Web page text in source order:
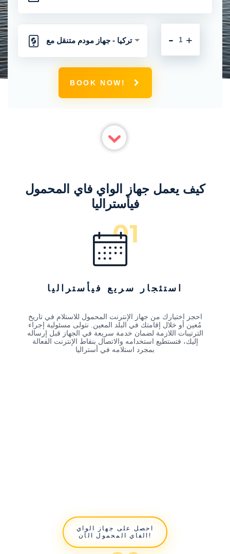
تركيا - جهاز مودم متنقل مع
اتصال 4 جي غير محدود
+
-
BOOK NOW!
كيف يعمل جهاز الواي فاي المحمول
فيأستراليا
استئجار سريع فيأستراليا
احجز اختيارك من جهاز الإنترنت المحمول للاستلام في تاريخ
مُعين أو خلال إقامتك في البلد المعين. نتولى مسئولية إجراء
الترتيبات اللازمة لضمان خدمة سريعة في الجهاز قبل إرساله
إليك، فتستطيع استخدامه والاتصال بنقاط الإنترنت الفعالة
بمجرد استلامه في أستراليا
احصل على جهاز الواي
الفاي المحمول الآن!